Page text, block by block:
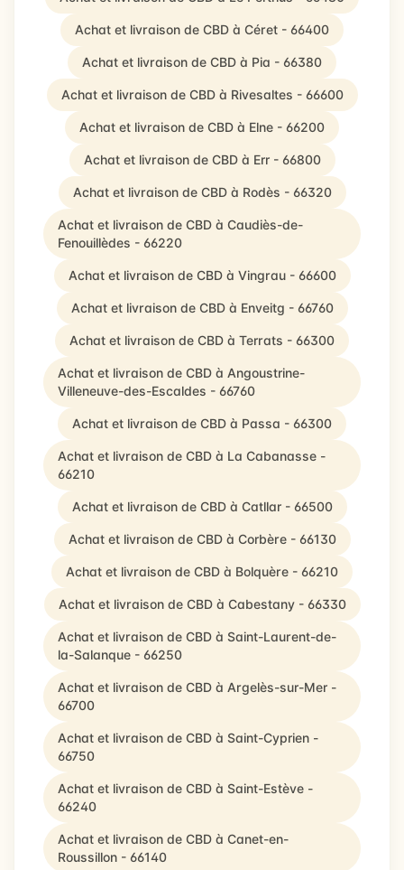
Achat et livraison de CBD à Céret - 66400
Achat et livraison de CBD à Pia - 66380
Achat et livraison de CBD à Rivesaltes - 66600
Achat et livraison de CBD à Elne - 66200
Achat et livraison de CBD à Err - 66800
Achat et livraison de CBD à Rodès - 66320
Achat et livraison de CBD à Caudiès-de-
Fenouillèdes - 66220
Achat et livraison de CBD à Vingrau - 66600
Achat et livraison de CBD à Enveitg - 66760
Achat et livraison de CBD à Terrats - 66300
Achat et livraison de CBD à Angoustrine-
Villeneuve-des-Escaldes - 66760
Achat et livraison de CBD à Passa - 66300
Achat et livraison de CBD à La Cabanasse -
66210
Achat et livraison de CBD à Catllar - 66500
Achat et livraison de CBD à Corbère - 66130
Achat et livraison de CBD à Bolquère - 66210
Achat et livraison de CBD à Cabestany - 66330
Achat et livraison de CBD à Saint-Laurent-de-
la-Salanque - 66250
Achat et livraison de CBD à Argelès-sur-Mer -
66700
Achat et livraison de CBD à Saint-Cyprien -
66750
Achat et livraison de CBD à Saint-Estève -
66240
Achat et livraison de CBD à Canet-en-
Roussillon - 66140